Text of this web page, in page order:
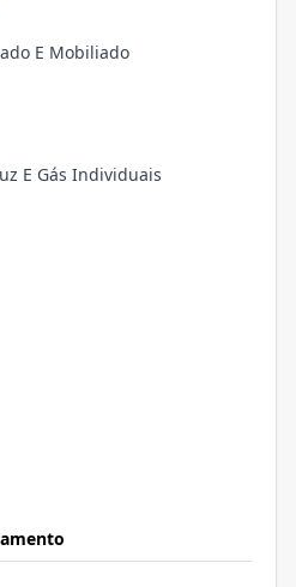
E Mobiliado
E Gás Individuais